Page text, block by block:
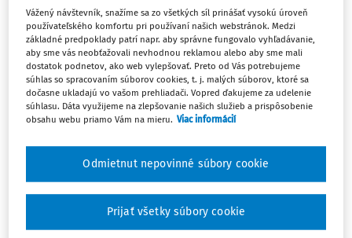
I.
V glosovanom prípade žalobca vyplatil žalovanému,
právnickej osobe so sídlom v Spojených štátoch
konal s vierou, že nakoniec dôjde k uzavretiu kúpnej
zmluvy so žalovaným, no nestalo sa tak.
preddavky žalobcovi nevrátil. Žalobca si preto voči
žalovanému uplatňuje nárok na vrátenie predmetných
preddavkov z titulu bezdôvodného obohatenia. Najvyšší
Vážený návštevník, snažíme sa zo všetkých síl prinášať vysokú úroveň
používateľského komfortu pri používaní našich webstránok. Medzi
základné predpoklady patrí napr. aby správne fungovalo vyhľadávanie,
aby sme vás neobťažovali nevhodnou reklamou alebo aby sme mali
dostatok podnetov, ako web vylepšovať. Preto od Vás potrebujeme
súhlas so spracovaním súborov cookies, t. j. malých súborov, ktoré sa
dočasne ukladajú vo vašom prehliadači. Vopred ďakujeme za udelenie
súhlasu. Dáta využijeme na zlepšovanie našich služieb a prispôsobenie
obsahu webu priamo Vám na mieru. Viac informácií
Odmietnut nepovinné súbory cookie
Prijať všetky súbory cookie